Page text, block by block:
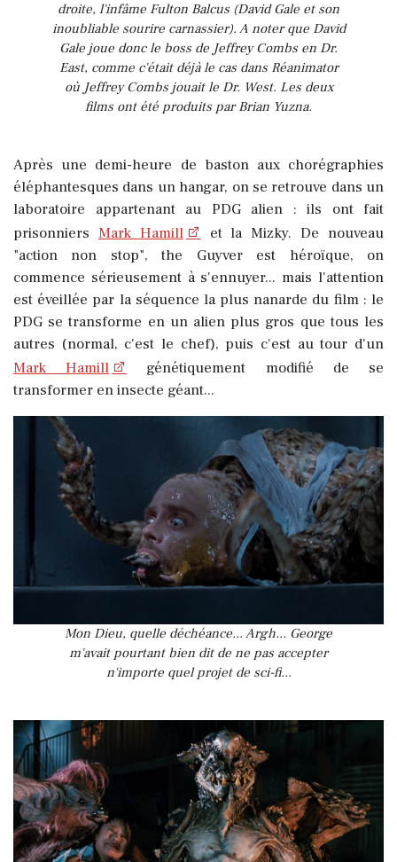
droite, l'infâme Fulton Balcus (David Gale et son
inoubliable sourire carnassier). A noter que David
Gale joue donc le boss de Jeffrey Combs en Dr.
East, comme c'était déjà le cas dans Réanimator
où Jeffrey Combs jouait le Dr. West. Les deux
films ont été produits par Brian Yuzna.
Après une demi-heure de baston aux chorégraphies
éléphantesques dans un hangar, on se retrouve dans un
laboratoire appartenant au PDG alien : ils ont fait
prisonniers Mark Hamill
et la Mizky. De nouveau
"action non stop", the Guyver est héroïque, on
commence sérieusement à s'ennuyer... mais l'attention
est éveillée par la séquence la plus nanarde du film : le
PDG se transforme en un alien plus gros que tous les
autres (normal, c'est le chef), puis c'est au tour d'un
Mark Hamill
génétiquement modifié de se
transformer en insecte géant...
Mon Dieu, quelle déchéance... Argh... George
m'avait pourtant bien dit de ne pas accepter
n'importe quel projet de sci-fi...